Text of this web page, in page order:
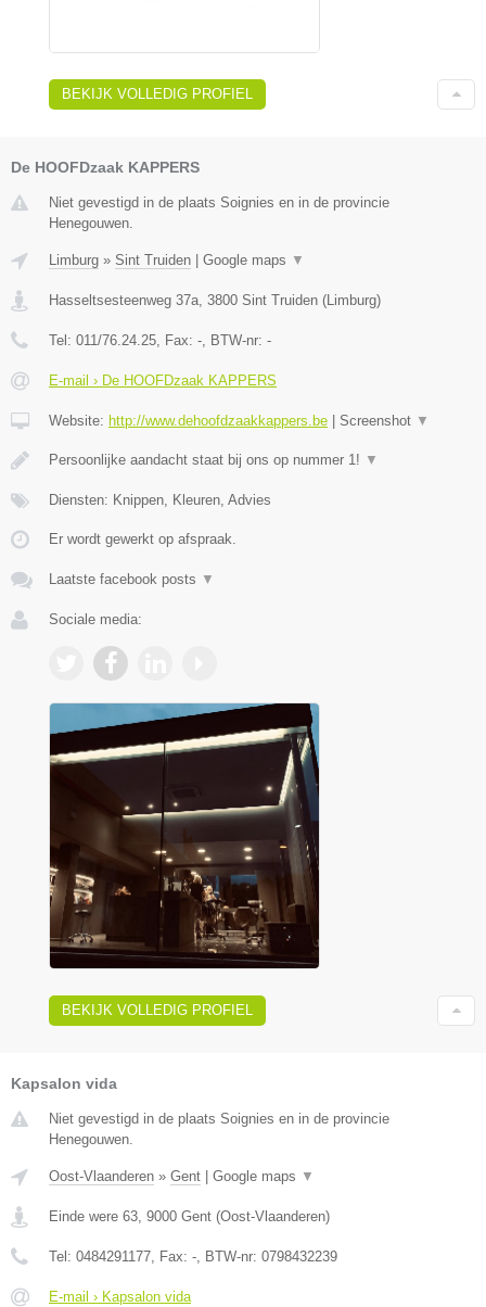
BEKIJK VOLLEDIG PROFIEL
De HOOFDzaak KAPPERS
Niet gevestigd in de plaats Soignies en in de provincie
Henegouwen.
Limburg » Sint Truiden Google maps ▼
Hasseltsesteenweg 37a, 3800 Sint Truiden (Limburg)
Tel: 011/76.24.25, Fax: -, BTW-nr: -
E-mail › De HOOFDzaak KAPPERS
Website: http://www.dehoofdzaakkappers.be Screenshot ▼
Persoonlijke aandacht staat bij ons op nummer 1! ▼
Diensten: Knippen, Kleuren, Advies
Er wordt gewerkt op afspraak.
Laatste facebook posts ▼
Sociale media:
BEKIJK VOLLEDIG PROFIEL
Kapsalon vida
Niet gevestigd in de plaats Soignies en in de provincie
Henegouwen.
Oost-Vlaanderen » Gent Google maps ▼
Einde were 63, 9000 Gent (Oost-Vlaanderen)
Tel: 0484291177, Fax: -, BTW-nr: 0798432239
E-mail › Kapsalon vida